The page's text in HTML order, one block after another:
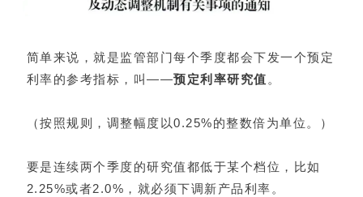
简单来说，就是监管部门每个季度都会下发一个预定
利率的参考指标，叫——预定利率研究值 。
（按照规则，调整幅度以0.25%的整数倍为单位。）
要是连续两个季度的研究值都低于某个档位，比如
2.25%或者2.0%，就必须下调新产品利率。